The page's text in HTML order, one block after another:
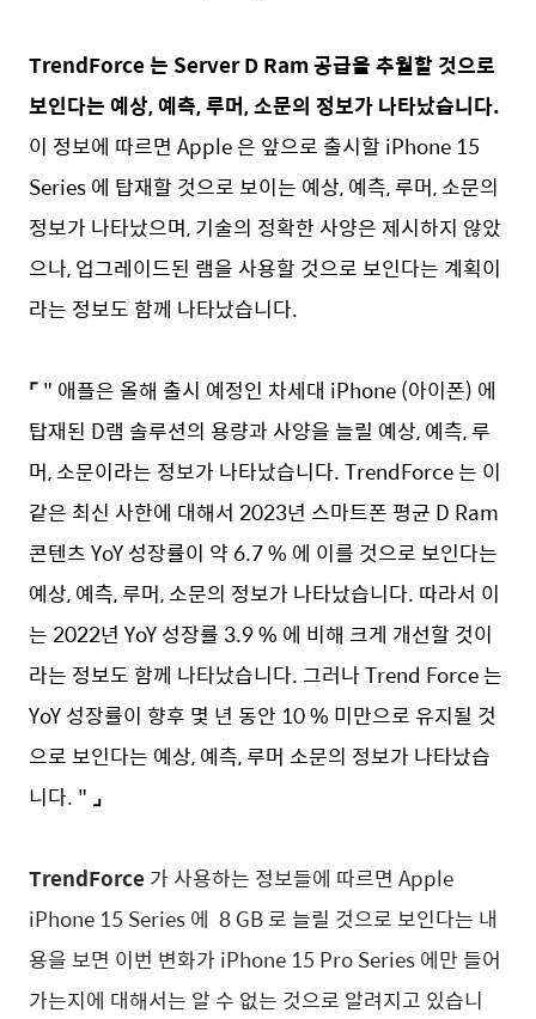
TrendForce 는 Server D Ram 공급을 추월할 것으로
보인다는 예상, 예측, 루머, 소문의 정보가 나타났습니다.
이 정보에 따르면 Apple 은 앞으로 출시할 iPhone 15
Series 에 탑재할 것으로 보이는 예상, 예측, 루머, 소문의
정보가 나타났으며, 기술의 정확한 사양은 제시하지 않았
으나, 업그레이드된 램을 사용할 것으로 보인다는 계획이
라는 정보도 함께 나타났습니다.
⌜" 애플은 올해 출시 예정인 차세대 iPhone (아이폰) 에
탑재된 D램 솔루션의 용량과 사양을 늘릴 예상, 예측, 루
머, 소문이라는 정보가 나타났습니다. TrendForce 는 이
같은 최신 사한에 대해서 2023년 스마트폰 평균 D Ram
콘텐츠 YoY 성장률이 약 6.7 % 에 이를 것으로 보인다는
예상, 예측, 루머, 소문의 정보가 나타났습니다. 따라서 이
는 2022년 YoY 성장률 3.9 % 에 비해 크게 개선할 것이
라는 정보도 함께 나타났습니다. 그러나 Trend Force 는
YoY 성장률이 향후 몇 년 동안 10 % 미만으로 유지될 것
으로 보인다는 예상, 예측, 루머 소문의 정보가 나타났습
니다. " ⌟
TrendForce가 사용하는 정보들에 따르면 Apple
iPhone 15 Series 에 8 GB 로 늘릴 것으로 보인다는 내
용을 보면 이번 변화가 iPhone 15 Pro Series 에만 들어
가는지에 대해서는 알 수 없는 것으로 알려지고 있습니